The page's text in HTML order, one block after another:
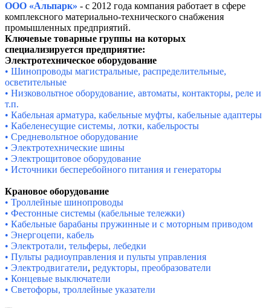
ООО «Альпарк» - с 2012 года компания работает в сфере
комплексного материально-технического снабжения
промышленных предприятий.
Ключевые товарные группы на которых
специализируется предприятие:
Электротехническое оборудование
• Шинопроводы магистральные, распределительные,
осветительные
• Низковольтное оборудование, автоматы, контакторы, реле и
т.п.
• Кабельная арматура, кабельные муфты, кабельные адаптеры
• Кабеленесущие системы, лотки, кабельросты
• Средневольтное оборудование
• Электротехнические шины
• Электрощитовое оборудование
• Источники бесперебойного питания и генераторы
Крановое оборудование
• Троллейные шинопроводы
• Фестонные системы (кабельные тележки)
• Кабельные барабаны пружинные и с моторным приводом
• Энергоцепи, кабель
• Электротали, тельферы, лебедки
• Пульты радиоуправления и пульты управления
• Электродвигатели, редукторы, преобразователи
• Концевые выключатели
• Светофоры, троллейные указатели